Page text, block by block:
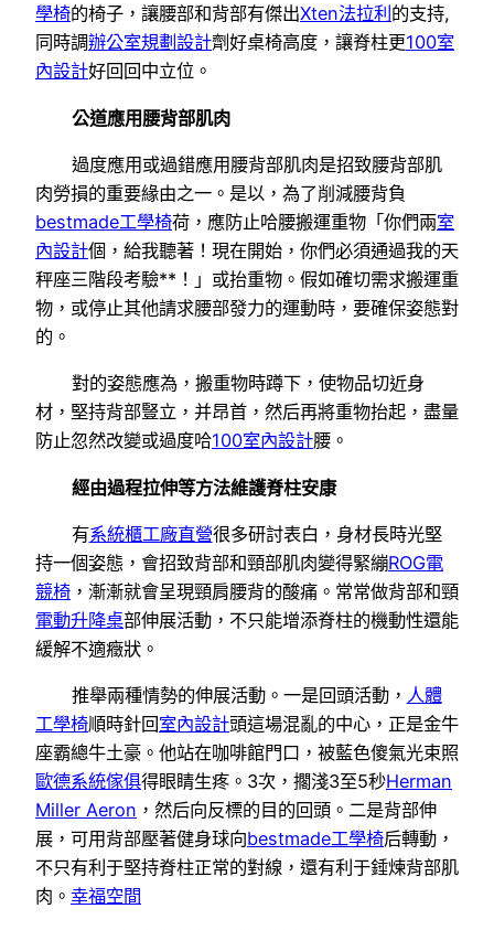
學椅的椅子，讓腰部和背部有傑出Xten法拉利 的支持,
同時調辦公室規劃設計劑好桌椅高度，讓脊柱更100室
內設計好回回中立位。
公道應用腰背部肌肉
過度應用或過錯應用腰背部肌肉是招致腰背部肌
肉勞損的重要緣由之一。是以，為了削減腰背負
bestmade工學椅荷，應防止哈腰搬運重物「你們兩室
內設計個，給我聽著！現在開始，你們必須通過我的天
秤座三階段考驗**！」或抬重物。假如確切需求搬運重
物，或停止其他請求腰部發力的運動時，要確保姿態對
的。
對的姿態應為，搬重物時蹲下，使物品切近身
材，堅持背部豎立，并昂首，然后再將重物抬起，盡量
防止忽然改變或過度哈100室內設計腰。
經由過程拉伸等方法維護脊柱安康
有系統櫃工廠直營很多研討表白，身材長時光堅
持一個姿態，會招致背部和頸部肌肉變得緊繃ROG電
競椅 ，漸漸就會呈現頸肩腰背的酸痛。常常做背部和頸
電動升降桌部伸展活動，不只能增添脊柱的機動性還能
緩解不適癥狀。
推舉兩種情勢的伸展活動。一是回頭活動， 人體
工學椅順時針回室內設計頭這場混亂的中心，正是金牛
座霸總牛土豪。他站在咖啡館門口，被藍色傻氣光束照
歐德系統傢俱得眼睛生疼。3次，擱淺3至5秒Herman
Miller Aeron ，然后向反標的目的回頭。二是背部伸
展，可用背部壓著健身球向bestmade工學椅后轉動，
不只有利于堅持脊柱正常的對線，還有利于錘煉背部肌
肉。 幸福空間